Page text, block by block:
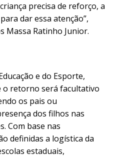
precisa de reforço, a
dar essa atenção”,
Massa Ratinho Junior.
e do Esporte,
o retorno será facultativo
os pais ou
dos filhos nas
Com base nas
definidas a logística da
estaduais,